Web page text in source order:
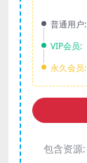
普通用户:
VIP会员:
永久会员:
包含资源: